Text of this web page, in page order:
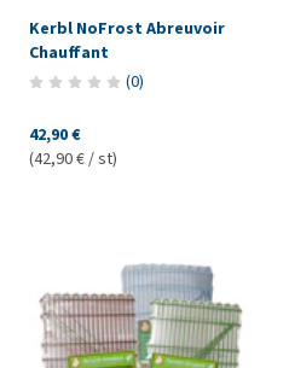
Kerbl NoFrost Abreuvoir
Chauffant
(0)
42,90 €
(42,90 € / st)